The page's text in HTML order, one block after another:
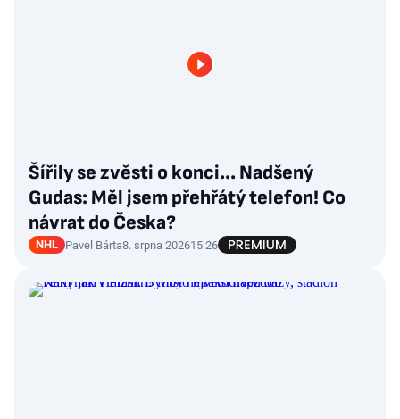
Šířily se zvěsti o konci... Nadšený
Gudas: Měl jsem přehřátý telefon! Co
návrat do Česka?
NHL Pavel Bárta8. srpna 202615:26